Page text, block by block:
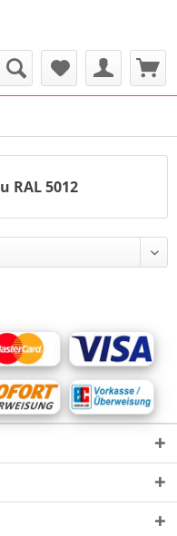
RAL 5012